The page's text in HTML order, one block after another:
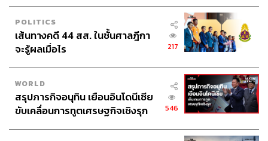
POLITICS
เส้นทางคดี 44 สส. ในชั้นศาลฎีกา
จะรู้ผลเมื่อไร
217
WORLD
สรุปภารกิจอนุทิน เยือนอินโดนีเซีย
ขับเคลื่อนการทูตเศรษฐกิจเชิงรุก
546